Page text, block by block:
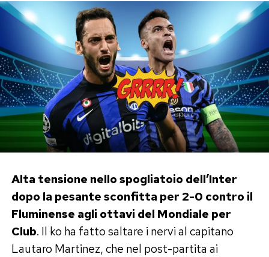
Alta tensione nello spogliatoio dell’Inter
dopo la pesante sconfitta per 2-0 contro il
Fluminense agli ottavi del Mondiale per
Club. Il ko ha fatto saltare i nervi al capitano
Lautaro Martinez, che nel post-partita ai